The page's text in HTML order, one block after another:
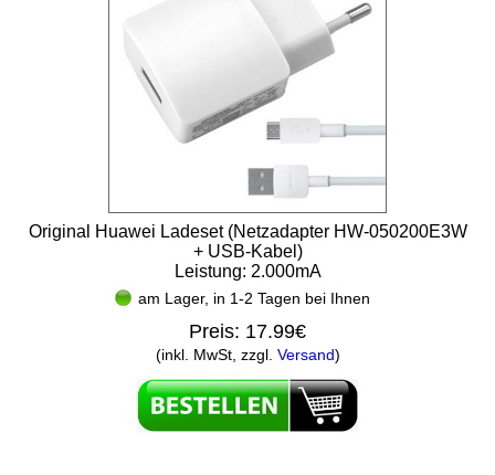
Original Huawei Ladeset (Netzadapter HW-050200E3W
+ USB-Kabel)
Leistung: 2.000mA
am Lager, in 1-2 Tagen bei Ihnen
Preis: 17.99€
(inkl. MwSt, zzgl. Versand)